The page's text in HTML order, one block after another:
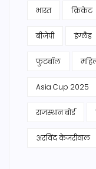
भारत क्रिकेट
बीजेपी इंग्लैंड
फुटबॉल
Asia Cup 2025
राजस्थान बोर्ड
अरविंद केजरीवाल